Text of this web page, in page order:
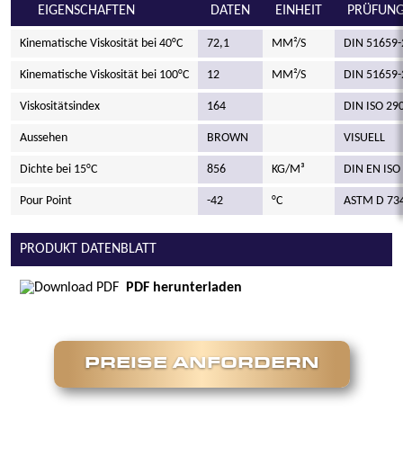
EIGENSCHAFTEN DATEN EINHEIT
Kinematische Viskosität bei 40°C 72,1 MM²/S DIN
Kinematische Viskosität bei 100°C 12 MM²/S DIN
Viskositätsindex 164 DIN ISO
Aussehen BROWN VISUELL
Dichte bei 15°C 856 KG/M³ DIN EN
Pour Point -42 °C ASTM D
PRODUKT DATENBLATT
PDF herunterladen
PREISE ANFORDERN